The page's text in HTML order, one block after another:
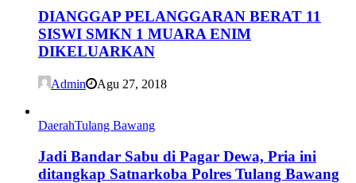
DIANGGAP PELANGGARAN BERAT 11
SISWI SMKN 1 MUARA ENIM
DIKELUARKAN
Admin Agu 27, 2018
DaerahTulang Bawang
Jadi Bandar Sabu di Pagar Dewa, Pria ini
ditangkap Satnarkoba Polres Tulang Bawang